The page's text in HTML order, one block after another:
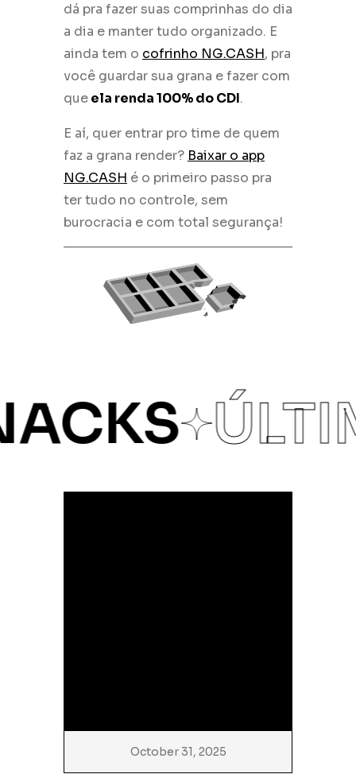
dá pra fazer suas comprinhas do dia
a dia e manter tudo organizado. E
ainda tem o cofrinho NG.CASH, pra
você guardar sua grana e fazer com
queela renda 100% do CDI.
E aí, quer entrar pro time de quem
faz a grana render? Baixar o app
NG.CASH é o primeiro passo pra
ter tudo no controle, sem
burocracia e com total segurança!
October 31, 2025